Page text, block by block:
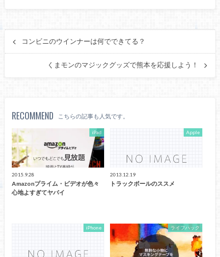
コンビニのウインナーは何でできてる？
くまモンのマジックグッズで熊本を応援しよう！
RECOMMEND こちらの記事も人気です。
iPad
2015.9.28
Amazonプライム・ビデオが色々
心地よすぎてヤバイ
Apple
2013.12.19
トラックボールのススメ
iPhone ライフハック